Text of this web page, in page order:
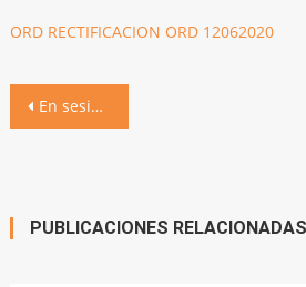
ORD RECTIFICACION ORD 12062020
Navegación
En sesión extraordinaria, el Concejo Deliberante aprobó cuatro ordenanzas
PUBLICACIONES RELACIONADAS